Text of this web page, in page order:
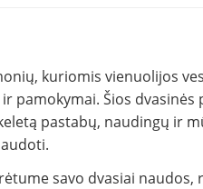
kuriomis vienuolijos
pamokymai. Šios
pastabų, naudingų ir
savo dvasiai